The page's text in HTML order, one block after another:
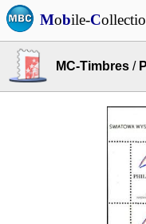
Mobile-C
MC-Timbres /